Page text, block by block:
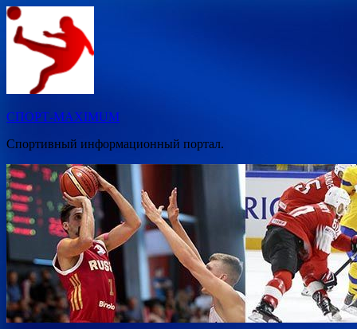
Перейти
содержимому
СПОРТ-MAXIMUM
Спортивный информационный портал.